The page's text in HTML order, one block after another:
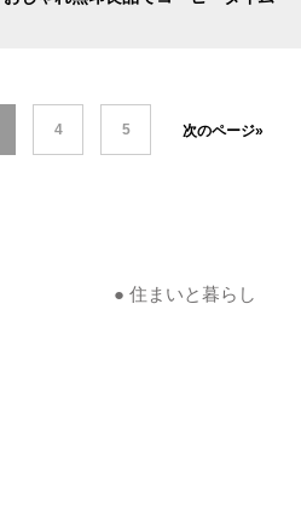
4 5 次のページ»
● 住まいと暮らし